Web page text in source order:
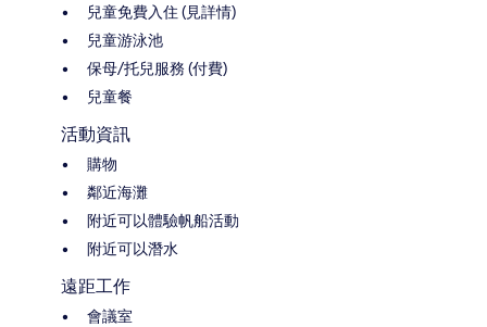
兒童免費入住 (見詳情)
兒童游泳池
保母/托兒服務 (付費)
兒童餐
活動資訊
購物
鄰近海灘
附近可以體驗帆船活動
附近可以潛水
遠距工作
會議室